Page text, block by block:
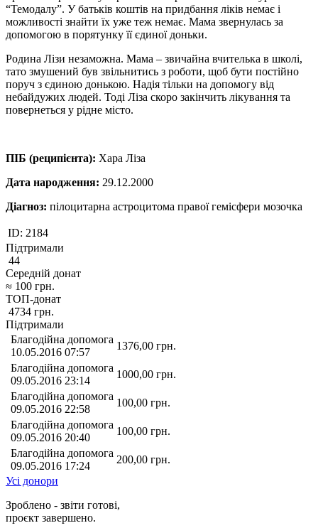
“Темодалу”. У батьків коштів на придбання ліків немає і
можливості знайти їх уже теж немає. Мама звернулась за
допомогою в порятунку її єдиної доньки.
Родина Лізи незаможна. Мама – звичайна вчителька в школі,
тато змушений був звільнитись з роботи, щоб бути постійно
поруч з єдиною донькою. Надія тільки на допомогу від
небайдужих людей. Тоді Ліза скоро закінчить лікування та
повернеться у рідне місто.
ПІБ (реципієнта): Хара Ліза
Дата народження: 29.12.2000
Діагноз: пілоцитарна астроцитома правої гемісфери мозочка
ID: 2184
Підтримали
44
Середній донат
≈ 100 грн.
ТОП-донат
4734 грн.
Підтримали
Благодійна допомога
10.05.2016 07:57
1376,00 грн.
Благодійна допомога
09.05.2016 23:14
1000,00 грн.
Благодійна допомога
09.05.2016 22:58
100,00 грн.
Благодійна допомога
09.05.2016 20:40
100,00 грн.
Благодійна допомога
09.05.2016 17:24
200,00 грн.
Усі донори
Зроблено - звіти готові,
проєкт завершено.